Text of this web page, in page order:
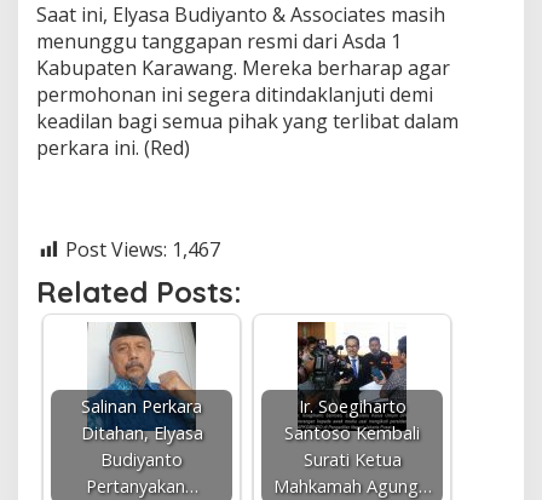
Saat ini, Elyasa Budiyanto & Associates masih
menunggu tanggapan resmi dari Asda 1
Kabupaten Karawang. Mereka berharap agar
permohonan ini segera ditindaklanjuti demi
keadilan bagi semua pihak yang terlibat dalam
perkara ini. (Red)
Post Views: 1,467
Related Posts:
Salinan Perkara
Ditahan, Elyasa
Budiyanto
Pertanyakan…
Ir. Soegiharto
Santoso Kembali
Surati Ketua
Mahkamah Agung…